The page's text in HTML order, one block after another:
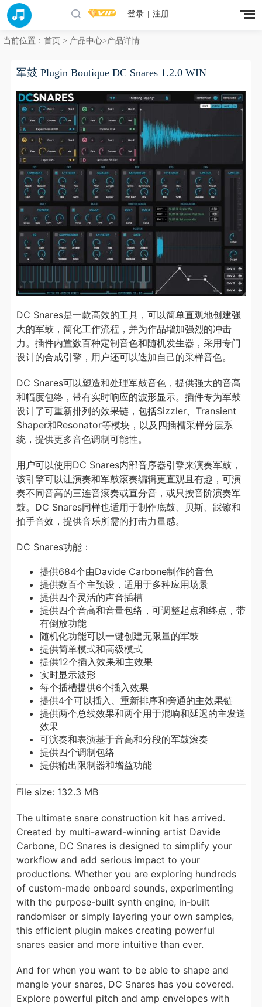
登录 注册
当前位置： 首页 > 产品中心>产品详情
军鼓 Plugin Boutique DC Snares 1.2.0 WIN
DC Snares是一款高效的工具，可以简单直观地创建强
大的军鼓，简化工作流程，并为作品增加强烈的冲击
力。插件内置数百种定制音色和随机发生器，采用专门
设计的合成引擎，用户还可以迭加自己的采样音色。
DC Snares可以塑造和处理军鼓音色，提供强大的音高
和幅度包络，带有实时响应的波形显示。插件专为军鼓
设计了可重新排列的效果链，包括Sizzler、Transient
Shaper和Resonator等模块，以及四插槽采样分层系
统，提供更多音色调制可能性。
用户可以使用DC Snares内部音序器引擎来演奏军鼓，
该引擎可以让演奏和军鼓滚奏编辑更直观且有趣，可演
奏不同音高的三连音滚奏或直分音，或只按音阶演奏军
鼓。DC Snares同样也适用于制作底鼓、贝斯、踩镲和
拍手音效，提供音乐所需的打击力量感。
DC Snares功能：
提供684个由Davide Carbone制作的音色
提供数百个主预设，适用于多种应用场景
提供四个灵活的声音插槽
提供四个音高和音量包络，可调整起点和终点，带
有倒放功能
随机化功能可以一键创建无限量的军鼓
提供简单模式和高级模式
提供12个插入效果和主效果
实时显示波形
每个插槽提供6个插入效果
提供4个可以插入、重新排序和旁通的主效果链
提供两个总线效果和两个用于混响和延迟的主发送
效果
可演奏和表演基于音高和分段的军鼓滚奏
提供四个调制包络
提供输出限制器和增益功能
File size: 132.3 MB
The ultimate snare construction kit has arrived.
Created by multi-award-winning artist Davide
Carbone, DC Snares is designed to simplify your
workflow and add serious impact to your
productions. Whether you are exploring hundreds
of custom-made onboard sounds, experimenting
with the purpose-built synth engine, in-built
randomiser or simply layering your own samples,
this efficient plugin makes creating powerful
snares easier and more intuitive than ever.
And for when you want to be able to shape and
mangle your snares, DC Snares has you covered.
Explore powerful pitch and amp envelopes with